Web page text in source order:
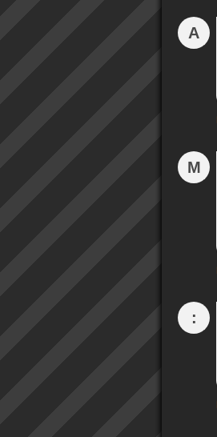
A
M
: